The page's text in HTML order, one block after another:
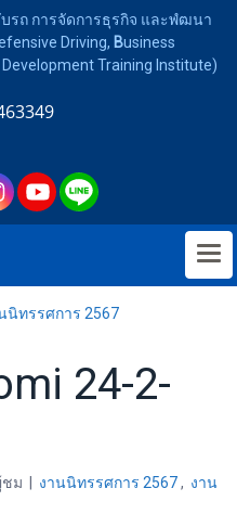
รถ การจัดการธุรกิจ และพํฒนา
Driving, Business
Training Institute)
นิทรรศการ 2567
24-2-
ชม งานนิทรรศการ 2567, งาน